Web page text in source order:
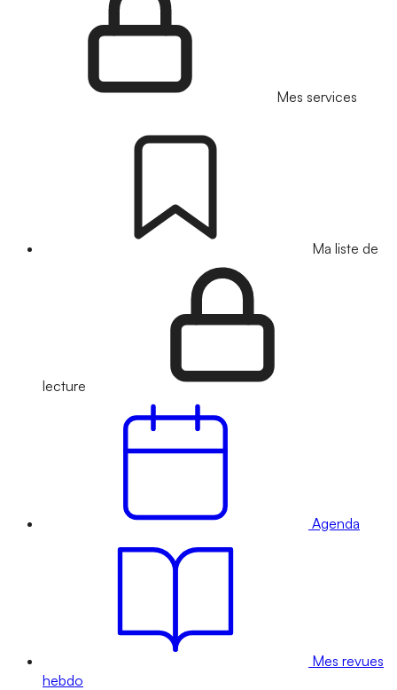
Mes services
Ma liste de
lecture
Agenda
Mes revues
hebdo